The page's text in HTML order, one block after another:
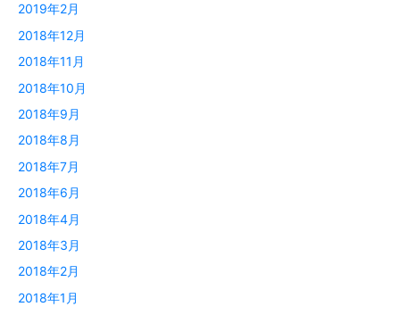
2019年2月
2018年12月
2018年11月
2018年10月
2018年9月
2018年8月
2018年7月
2018年6月
2018年4月
2018年3月
2018年2月
2018年1月